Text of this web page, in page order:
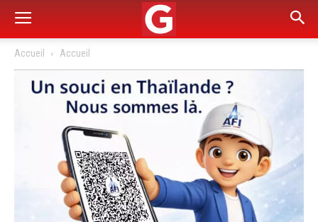
Accueil Accueil